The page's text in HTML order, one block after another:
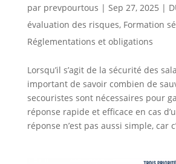
par prevpourtous | Sep 27, 2025 |
évaluation des risques, Formation
Réglementations et obligations
Lorsqu’il s’agit de la sécurité des
important de savoir combien de
secouristes sont nécessaires pour
réponse rapide et efficace en cas
réponse n’est pas aussi simple, car